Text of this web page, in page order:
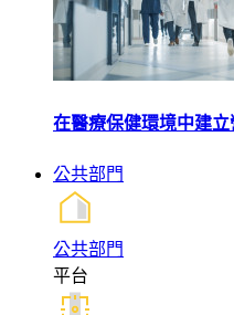
在醫療保健環境中建
公共部門
公共部門
平台